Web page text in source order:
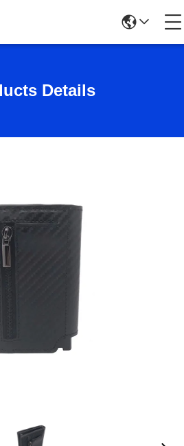
Details